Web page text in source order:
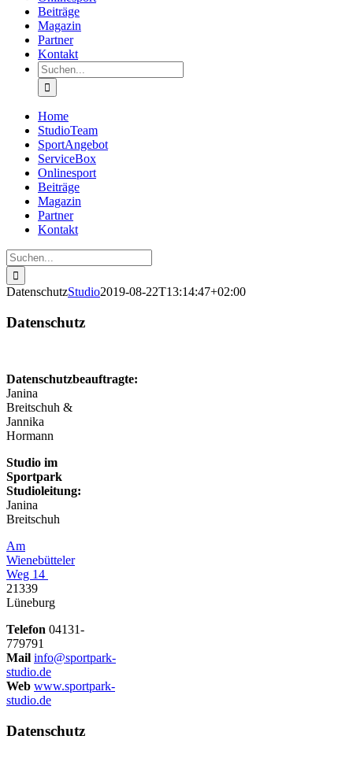
Beiträge
Magazin
Partner
Kontakt
Suche
nach:
Home
StudioTeam
SportAngebot
ServiceBox
Onlinesport
Beiträge
Magazin
Partner
Kontakt
Suche
nach:
DatenschutzStudio2019-08-22T13:14:47+02:00
Datenschutz
Datenschutzbeauftragte:
Janina
Breitschuh &
Jannika
Hormann
Studio im
Sportpark
Studioleitung:
Janina
Breitschuh
Am
Wienebütteler
Weg 14
21339
Lüneburg
Telefon 04131-
779791
Mail info@sportpark-
studio.de
Web www.sportpark-
studio.de
Datenschutz